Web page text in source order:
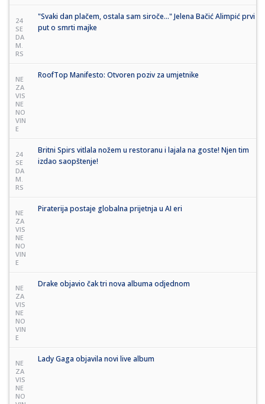
24
SE
DA
M.
RS
"Svaki dan plačem, ostala sam siroče..." Jelena Bačić Alimpić prvi
put o smrti majke
NE
ZA
VIS
NE
NO
VIN
E
RoofTop Manifesto: Otvoren poziv za umjetnike
24
SE
DA
M.
RS
Britni Spirs vitlala nožem u restoranu i lajala na goste! Njen tim
izdao saopštenje!
NE
ZA
VIS
NE
NO
VIN
E
Piraterija postaje globalna prijetnja u AI eri
NE
ZA
VIS
NE
NO
VIN
E
Drake objavio čak tri nova albuma odjednom
NE
ZA
VIS
NE
NO
Lady Gaga objavila novi live album